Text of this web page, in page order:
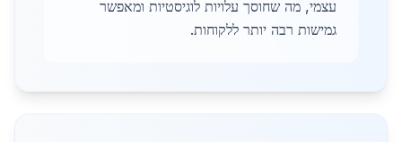
עצמי, מה שחוסך עלויות לוגיסטיות ומאפשר
גמישות רבה יותר ללקוחות.